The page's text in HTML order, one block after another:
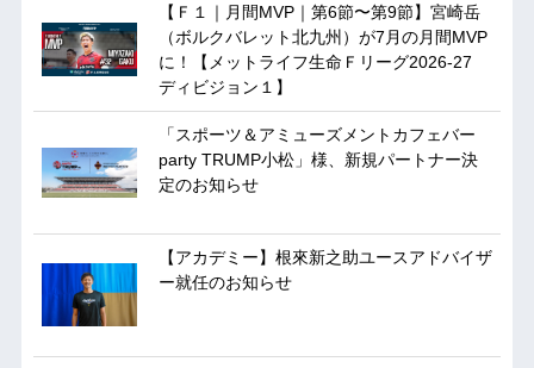
【Ｆ１｜月間MVP｜第6節〜第9節】宮崎岳
（ボルクバレット北九州）が7月の月間MVP
に！【メットライフ生命Ｆリーグ2026-27
ディビジョン１】
「スポーツ＆アミューズメントカフェバー
party TRUMP小松」様、新規パートナー決
定のお知らせ
【アカデミー】根來新之助ユースアドバイザ
ー就任のお知らせ